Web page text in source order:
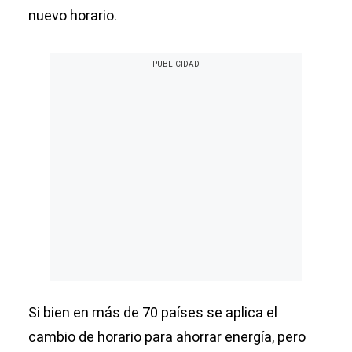
nuevo horario.
Si bien en más de 70 países se aplica el
cambio de horario para ahorrar energía, pero